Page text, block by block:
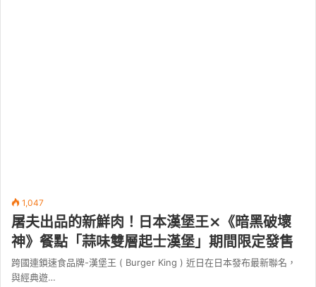
1,047
屠夫出品的新鮮肉！日本漢堡王⨯《暗黑破壞
神》餐點「蒜味雙層起士漢堡」期間限定發售
跨國連鎖速食品牌-漢堡王 ( Burger King ) 近日在日本發布最新聯名，
與經典遊…